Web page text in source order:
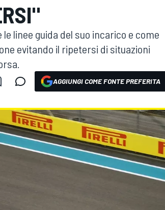
linee guida del suo incarico e come
evitando il ripetersi di situazioni
AGGIUNGI COME FONTE PREFERITA